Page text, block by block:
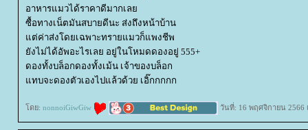
อาหารแมวได้ราคาดีมากเล
ซื้อทางเน็ตมันสบายดีนะ ส่งถึงหน้าบ้าน
ต่ค่าส่งโดยเฉพาะทรายแมวก็แพงชีพ
ังไม่ได้อัพอะไรเลย อยู่ในโหมดดองอยู่ 555+
ดองทั้งบล็อกดองทั้งเม้น เจ้าของบล็อก
ทบจะดองตัวเองไปแล้วด้วย เอิ๊กกกกก
ดย: nonnoiGiwGiw วันที่: 16 พฤศจิกายน 2566